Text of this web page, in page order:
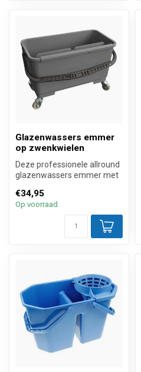
Glazenwassers emmer
op zwenkwielen
Deze professionele allround
glazenwassers emmer met
€34,95
Op voorraad